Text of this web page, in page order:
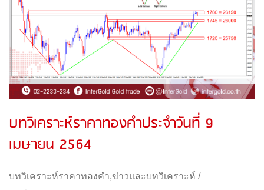
บทวิเคราะห์ราคาทองคำประจำวันที่ 9
เมษายน 2564
บทวิเคราะห์ราคาทองคำ,ข่าวและบทวิเคราะห์ /